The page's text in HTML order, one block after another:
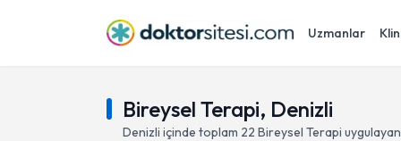
Uzmanlar
Bireysel Terapi, Denizli
Denizli içinde toplam 22 Bireysel Terapi